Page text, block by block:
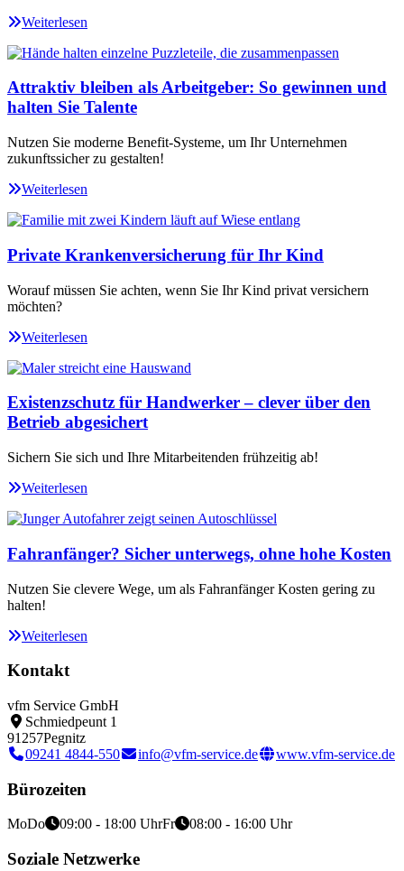
Weiterlesen
Attraktiv bleiben als Arbeitgeber: So gewinnen und
halten Sie Talente
Nutzen Sie moderne Benefit-Systeme, um Ihr Unternehmen
zukunftssicher zu gestalten!
Weiterlesen
Private Krankenversicherung für Ihr Kind
Worauf müssen Sie achten, wenn Sie Ihr Kind privat versichern
möchten?
Weiterlesen
Existenzschutz für Handwerker – clever über den
Betrieb abgesichert
Sichern Sie sich und Ihre Mitarbeitenden frühzeitig ab!
Weiterlesen
Fahranfänger? Sicher unterwegs, ohne hohe Kosten
Nutzen Sie clevere Wege, um als Fahranfänger Kosten gering zu
halten!
Weiterlesen
Kontakt
vfm Service GmbH
Schmiedpeunt 1
91257Pegnitz
09241 4844-550
info@vfm-service.de www.vfm-service.de
Bürozeiten
MoDo 09:00 - 18:00 UhrFr 08:00 - 16:00 Uhr
Soziale Netzwerke